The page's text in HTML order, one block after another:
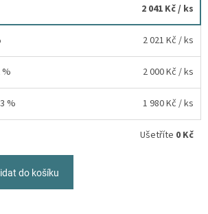
2 041 Kč/ ks
2 021 Kč / ks
% 2 000 Kč / ks
% 1 980 Kč / ks
Ušetříte 0 Kč
do košíku